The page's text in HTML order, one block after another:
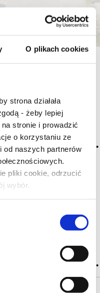
O plikach cookies
strona działała
- żeby lepiej
stronie i prowadzić
o korzystaniu ze
od naszych partnerów
pliki cookie, odrzucić
wybór.
18 lat?
w butelce lub na dnie
może mieć formę